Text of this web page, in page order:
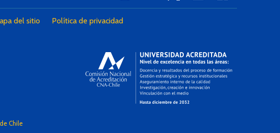
del sitio Política de privacidad
Chile